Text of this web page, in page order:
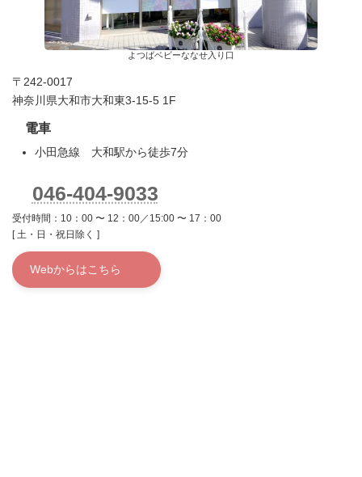
よつばベビーななせ入り口
〒242-0017
神奈川県大和市大和東3-15-5 1F
電車
小田急線 大和駅から徒歩7分
046-404-9033
受付時間：10：00 〜 12：00／15:00 〜 17：00
[ 土・日・祝日除く ]
Webからはこちら